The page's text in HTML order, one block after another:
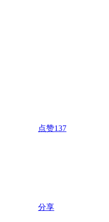
点赞137
分享